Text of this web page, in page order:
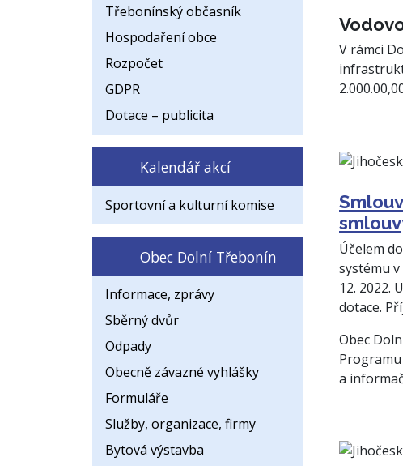
Třebonínský občasník
Hospodaření obce
Rozpočet
GDPR
Dotace – publicita
Kalendář akcí
Sportovní a kulturní komise
Obec Dolní Třebonín
Informace, zprávy
Sběrný dvůr
Odpady
Obecně závazné vyhlášky
Formuláře
Služby, organizace, firmy
Bytová výstavba
V rámci
Účelem
systému
12. 2022.
dotace.
Obec
a